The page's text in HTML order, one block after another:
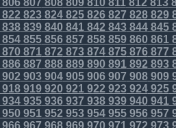
807 808809810811812 813
823824825826827 828829
838839840841842 843844845
855856857 858859860861
871872 873874875876877
887 888889890891892 893
903904905906907 908909
918919920921922 923924925
935936937 938939940941
951952 953954955956957
967 968969970971972 973